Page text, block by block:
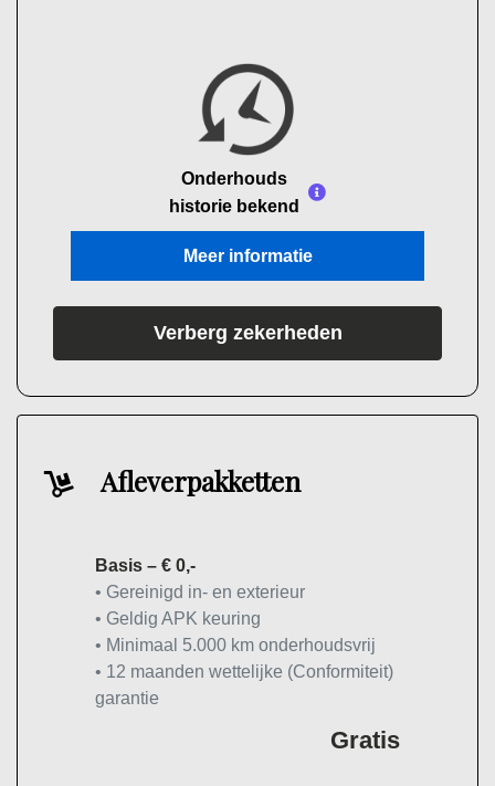
Onderhouds
historie bekend
Meer informatie
Verberg zekerheden
Afleverpakketten
Basis – € 0,-
• Gereinigd in- en exterieur
• Geldig APK keuring
• Minimaal 5.000 km onderhoudsvrij
• 12 maanden wettelijke (Conformiteit)
garantie
Gratis